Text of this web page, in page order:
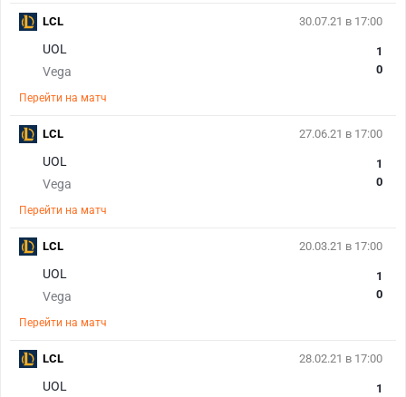
30.07.21 в 17:00
UOL
Vega
1
0
Перейти на матч
LCL
27.06.21 в 17:00
UOL
Vega
1
0
Перейти на матч
LCL
20.03.21 в 17:00
UOL
Vega
1
0
Перейти на матч
LCL
28.02.21 в 17:00
UOL
1
LCL